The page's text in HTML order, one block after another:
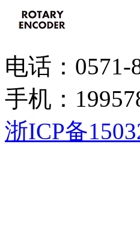
电话：0571-
手机：
浙ICP备